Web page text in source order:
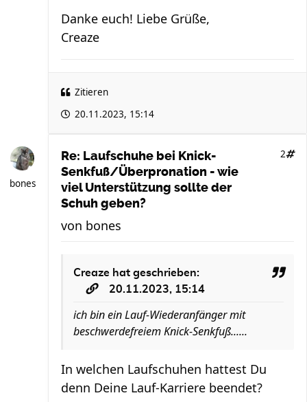
Danke euch! Liebe Grüße,
Creaze
Zitieren
20.11.2023, 15:14
bones
Re: Laufschuhe bei Knick-
Senkfuß/Überpronation - wie
viel Unterstützung sollte der
Schuh geben?
2
von bones
Creaze hat geschrieben:
20.11.2023, 15:14
ich bin ein Lauf-Wiederanfänger mit
beschwerdefreiem Knick-Senkfuß......
In welchen Laufschuhen hattest Du
denn Deine Lauf-Karriere beendet?